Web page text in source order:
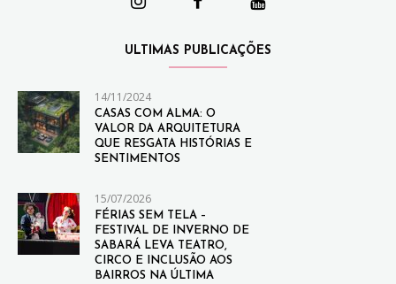
ULTIMAS PUBLICAÇÕES
14/11/2024
CASAS COM ALMA: O
VALOR DA ARQUITETURA
QUE RESGATA HISTÓRIAS E
SENTIMENTOS
15/07/2026
FÉRIAS SEM TELA –
FESTIVAL DE INVERNO DE
SABARÁ LEVA TEATRO,
CIRCO E INCLUSÃO AOS
BAIRROS NA ÚLTIMA